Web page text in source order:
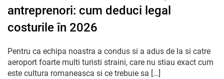
antreprenori: cum deduci legal
costurile în 2026
Pentru ca echipa noastra a condus si a adus de la si catre
aeroport foarte multi turisti straini, care nu stiau exact cum
este cultura romaneasca si ce trebuie sa […]